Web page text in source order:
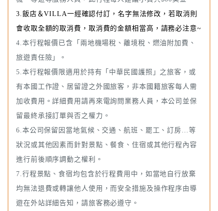
3.飯店＆VILLA一經確認付訂，名字無法修改，若取消則
會收取全額的取消費，取消費的金額相當高，請務必注意~
4.本行程報價已含「兩地機場稅、離境稅、燃油附加費、
旅遊責任險」。
5.本行程報價限適用於持有「中華民國護照」之旅客，或
有本國工作證、居留證之外國旅客，非本國籍旅客每人需
加收費用。詳細費用請再來電詢問業務人員，本公司並保
留最終承接訂單與否之權力。
6.本公司保留因當地氣候、交通、航班、罷工、訂房…等
狀況或其他因素而針對景點、餐食、住宿或其他行程內容
進行前後順序調動之權利。
7.行程景點、食宿均包含於行程費用中，如當地自行放棄
均無法退費或轉讓他人使用，而安全措施及操作程序由導
遊在外站詳細告知，請旅客務必遵守。